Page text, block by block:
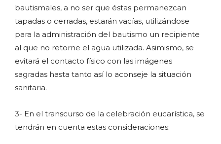
bautismales, a no ser que éstas permanezcan
tapadas o cerradas, estarán vacías, utilizándose
para la administración del bautismo un recipiente
al que no retorne el agua utilizada. Asimismo, se
evitará el contacto físico con las imágenes
sagradas hasta tanto así lo aconseje la situación
sanitaria.
3- En el transcurso de la celebración eucarística, se
tendrán en cuenta estas consideraciones: